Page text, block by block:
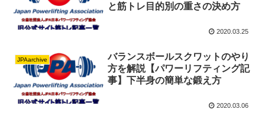
と筋トレ目的別の重さの決め方
2020.03.25
JPAarchive
バランスボールスクワットのやり
方を解説【パワーリフティング記
事】下半身の簡単な鍛え方
2020.03.06